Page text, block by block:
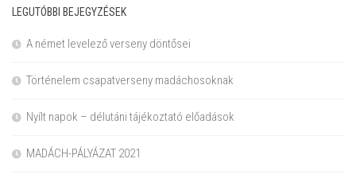
LEGUTÓBBI BEJEGYZÉSEK
A német levelező verseny döntősei
Történelem csapatverseny madáchosoknak
Nyílt napok – délutáni tájékoztató előadások
MADÁCH-PÁLYÁZAT 2021